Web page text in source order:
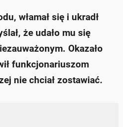
włamał się i ukradł
że udało mu się
Okazało
funkcjonariuszom
nie chciał zostawiać.